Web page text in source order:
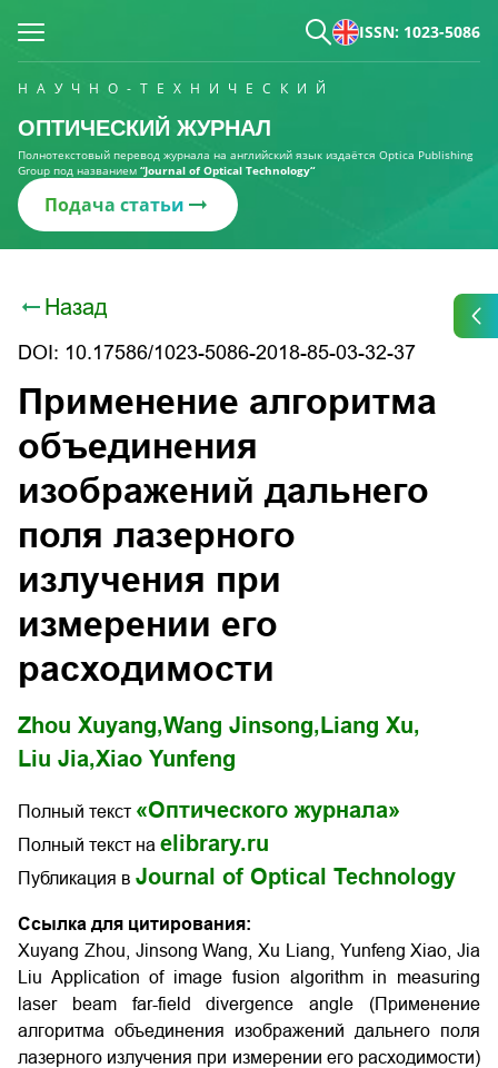
ISSN: 1023-5086
НАУЧНО-ТЕХНИЧЕСКИЙ
ОПТИЧЕСКИЙ ЖУРНАЛ
Полнотекстовый перевод журнала на английский язык издаётся Optica Publishing
Group под названием “Journal of Optical Technology“
Подача статьи
Назад
DOI: 10.17586/1023-5086-2018-85-03-32-37
Применение алгоритма
объединения
изображений дальнего
поля лазерного
излучения при
измерении его
расходимости
Zhou Xuyang,Wang Jinsong, Liang Xu,
Liu Jia,Xiao Yunfeng
Полный текст «Оптического журнала»
Полный текст на elibrary.ru
Публикация в Journal of Optical Technology
Ссылка для цитирования:
Xuyang Zhou, Jinsong Wang, Xu Liang, Yunfeng Xiao, Jia
Liu Application of image fusion algorithm in measuring
laser beam far-field divergence angle (Применение
алгоритма объединения изображений дальнего поля
лазерного излучения при измерении его расходимости)